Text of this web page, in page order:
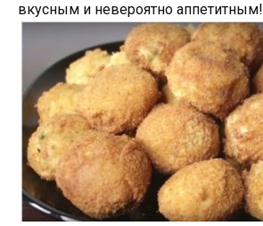
вкусным и невероятно аппетитным!